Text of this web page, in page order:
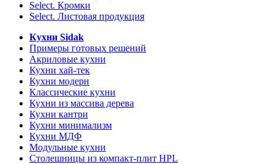
Select. Кромки
Select. Листовая продукция
Кухни Sidak
Примеры готовых решений
Акриловые кухни
Кухни хай-тек
Кухни модерн
Классические кухни
Кухни из массива дерева
Кухни кантри
Кухни минимализм
Кухни МДФ
Модульные кухни
Столешницы из компакт-плит HPL